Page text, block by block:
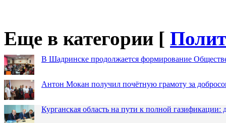
Еще в категории [
В Шадринске продолжается формирование
Антон Мокан получил почётную грамоту за
Курганская область на пути к полной